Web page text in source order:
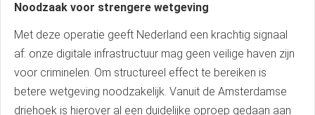
Noodzaak voor strengere wetgeving
Met deze operatie geeft Nederland een krachtig signaal
af: onze digitale infrastructuur mag geen veilige haven zijn
voor criminelen. Om structureel effect te bereiken is
betere wetgeving noodzakelijk. Vanuit de Amsterdamse
driehoek is hierover al een duidelijke oproep gedaan aan